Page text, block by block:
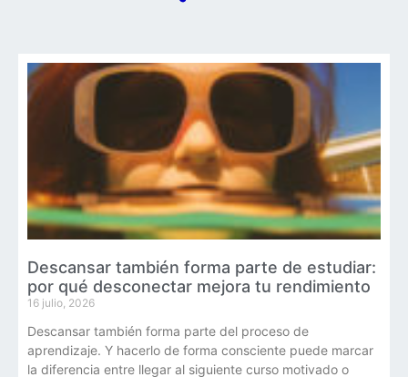
Descansar también forma parte de estudiar:
por qué desconectar mejora tu rendimiento
16 julio, 2026
Descansar también forma parte del proceso de
aprendizaje. Y hacerlo de forma consciente puede marcar
la diferencia entre llegar al siguiente curso motivado o